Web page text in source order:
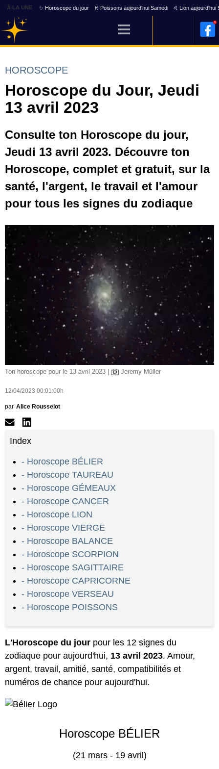
À LA UNE ✨ Horoscope du jour ♓ Poissons aujourd'hui Samedi ♌ Lion aujourd'hui
HOROSCOPE
Horoscope du Jour, Jeudi
13 avril 2023
Consulte ton Horoscope du jour,
Jeudi 13 avril 2023. Découvre ton
Horoscope, complet et gratuit, sur la
santé, l'argent, le travail et l'amour
pour tous les signes du zodiaque
Ton horoscope pour le 13 avril 2023 | Jeremy Müller
12/04/2023 00:01:00h
par Alice Rousselot
Index
- Horoscope BÉLIER
- Horoscope TAUREAU
- Horoscope GÉMEAUX
- Horoscope CANCER
- Horoscope LION
- Horoscope VIERGE
- Horoscope BALANCE
- Horoscope SCORPION
- Horoscope SAGITTAIRE
- Horoscope CAPRICORNE
- Horoscope VERSEAU
- Horoscope POISSONS
L'Horoscope du jour pour les 12 signes du
zodiaque pour aujourd'hui, 13 avril 2023. Amour,
argent, travail, amitié, santé, compatibilités et
numéros de chance pour aujourd'hui.
Horoscope BÉLIER
(21 mars - 19 avril)